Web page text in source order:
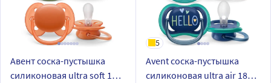
Авент соска-пустышка
силиконовая ultra soft 18
5
Avent соска-пустышка
силиконовая ultra air 18